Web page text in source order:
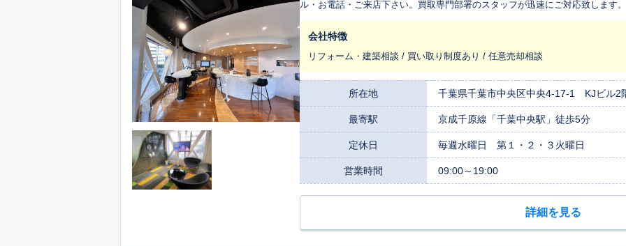
ル・お電話・ご来店下さい。買取専門部署のスタッフが迅速にご対応致します。
会社特徴
リフォーム・建築相談 / 買い取り制度あり / 任意売却相談
所在地 千葉県千葉市中央区中央4-17-1 KJビル2
最寄駅 京成千原線「千葉中央駅」徒歩5分
定休日 毎週水曜日 第１・２・３火曜日
営業時間 09:00～19:00
詳細を見る